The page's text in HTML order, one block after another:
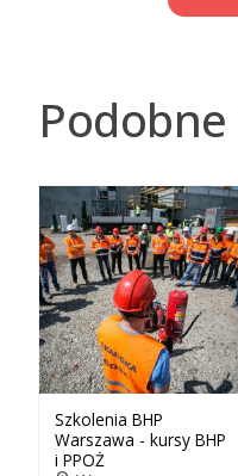
Szkolenia BHP
Warszawa - kursy BHP
i PPOŻ